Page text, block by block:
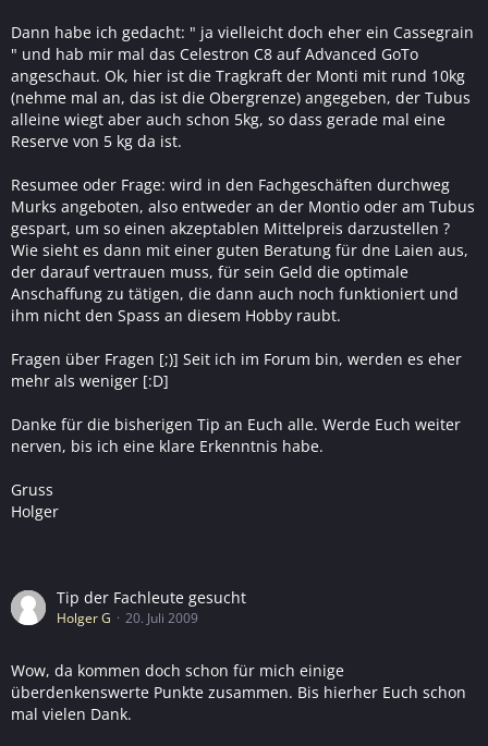
Dann habe ich gedacht: " ja vielleicht doch eher ein Cassegrain
" und hab mir mal das Celestron C8 auf Advanced GoTo
angeschaut. Ok, hier ist die Tragkraft der Monti mit rund 10kg
(nehme mal an, das ist die Obergrenze) angegeben, der Tubus
alleine wiegt aber auch schon 5kg, so dass gerade mal eine
Reserve von 5 kg da ist.
Resumee oder Frage: wird in den Fachgeschäften durchweg
Murks angeboten, also entweder an der Montio oder am Tubus
gespart, um so einen akzeptablen Mittelpreis darzustellen ?
Wie sieht es dann mit einer guten Beratung für dne Laien aus,
der darauf vertrauen muss, für sein Geld die optimale
Anschaffung zu tätigen, die dann auch noch funktioniert und
ihm nicht den Spass an diesem Hobby raubt.
Fragen über Fragen [;)] Seit ich im Forum bin, werden es eher
mehr als weniger [:D]
Danke für die bisherigen Tip an Euch alle. Werde Euch weiter
nerven, bis ich eine klare Erkenntnis habe.
Gruss
Holger
Tip der Fachleute gesucht
Holger G 20. Juli 2009
Wow, da kommen doch schon für mich einige
überdenkenswerte Punkte zusammen. Bis hierher Euch schon
mal vielen Dank.